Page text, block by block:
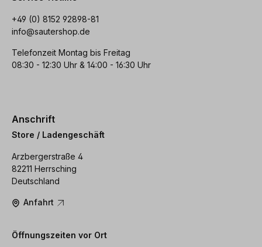
+49 (0) 8152 92898-81
info@sautershop.de
Telefonzeit Montag bis Freitag
08:30 - 12:30 Uhr & 14:00 - 16:30 Uhr
Anschrift
Store / Ladengeschäft
Arzbergerstraße 4
82211 Herrsching
Deutschland
Anfahrt
Öffnungszeiten vor Ort